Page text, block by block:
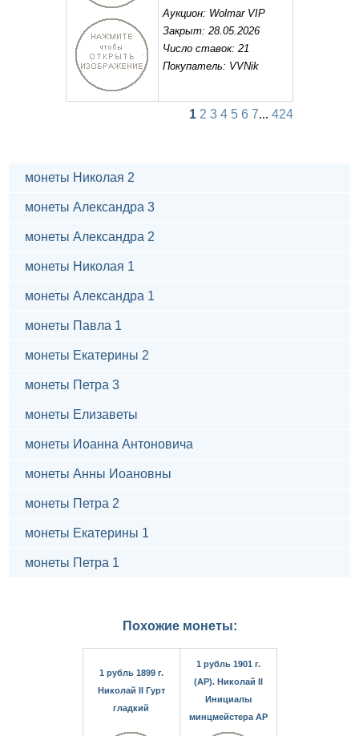
Аукцион: Wolmar VIP
Закрыт: 28.05.2026
Число ставок: 21
Покупатель: VVNik
1 2 3 4 5 6 7... 424
монеты Николая 2
монеты Александра 3
монеты Александра 2
монеты Николая 1
монеты Александра 1
монеты Павла 1
монеты Екатерины 2
монеты Петра 3
монеты Елизаветы
монеты Иоанна Антоновича
монеты Анны Иоановны
монеты Петра 2
монеты Екатерины 1
монеты Петра 1
Похожие монеты:
1 рубль 1899 г.
Николай II Гурт
гладкий
1 рубль 1901 г.
(АР). Николай II
Инициалы
минцмейстера АР